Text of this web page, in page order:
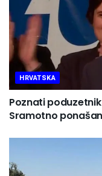
HRVATSKA
Poznati
Sramotno